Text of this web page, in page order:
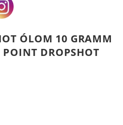
ÓLOM 10 GRAMM
POINT DROPSHOT